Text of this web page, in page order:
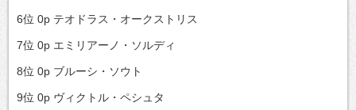
6位 0p テオドラス・オークストリス
7位 0p エミリアーノ・ソルディ
8位 0p ブルーシ・ソウト
9位 0p ヴィクトル・ペシュタ